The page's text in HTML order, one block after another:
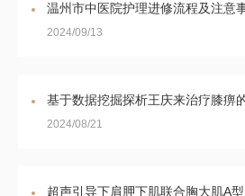
温州市中医院护理进修流程及注意
2024/09/13
基于数据挖掘探析王庆来治疗膝痹
2024/08/21